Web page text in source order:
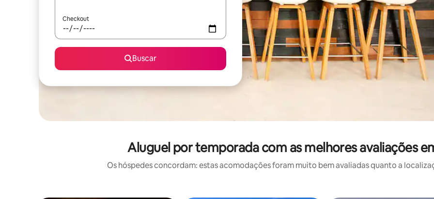
Checkout
Buscar
Aluguel por temporada com as melhores avaliações
Os hóspedes concordam: estas acomodações foram muito bem avaliadas quanto a